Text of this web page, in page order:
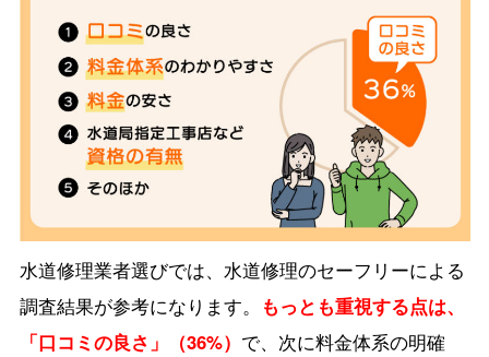
水道修理業者選びでは、水道修理のセーフリーによる
調査結果が参考になります。 もっとも重視する点は、
「口コミの良さ」（36%） で、次に料金体系の明確